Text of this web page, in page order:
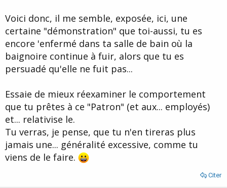
Voici donc, il me semble, exposée, ici, une
certaine "démonstration" que toi-aussi, tu es
encore 'enfermé dans ta salle de bain où la
baignoire continue à fuir, alors que tu es
persuadé qu'elle ne fuit pas...
Essaie de mieux réexaminer le comportement
que tu prêtes à ce "Patron" (et aux... employés)
et... relativise le.
Tu verras, je pense, que tu n'en tireras plus
jamais une... généralité excessive, comme tu
viens de le faire.
Citer